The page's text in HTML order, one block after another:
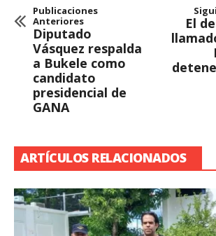
Publicaciones
Anteriores
Diputado
Vásquez respalda
a Bukele como
candidato
presidencial de
GANA
El
ARTÍCULOS RELACIONADOS